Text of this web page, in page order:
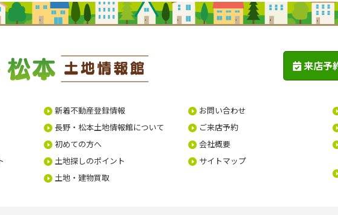
来店予
新着不動産登録情報
長野・松本土地情報館について
初めての方へ
土地探しのポイント
土地・建物買取
お問い合わせ
ご来店予約
会社概要
サイトマップ